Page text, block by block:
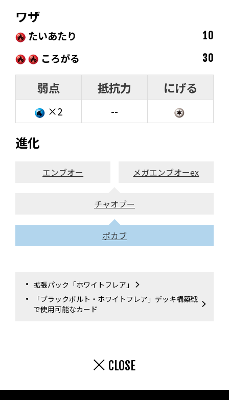
ワザ
たいあたり 10
ころがる 30
弱点 抵抗力 にげる
×2 --
進化
エンブオー メガエンブオーex
チャオブー
ポカブ
拡張パック「ホワイトフレア」
「ブラックボルト・ホワイトフレア」デッキ構築戦
で使用可能なカード
CLOSE